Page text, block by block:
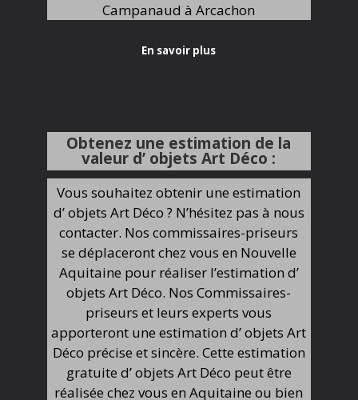
Campanaud à Arcachon
En savoir plus
Obtenez une estimation de la
valeur d’ objets Art Déco :
Vous souhaitez obtenir une estimation
d’ objets Art Déco ? N’hésitez pas à nous
contacter. Nos commissaires-priseurs
se déplaceront chez vous en Nouvelle
Aquitaine pour réaliser l’estimation d’
objets Art Déco. Nos Commissaires-
priseurs et leurs experts vous
apporteront une estimation d’ objets Art
Déco précise et sincère. Cette estimation
gratuite d’ objets Art Déco peut être
réalisée chez vous en Aquitaine ou bien